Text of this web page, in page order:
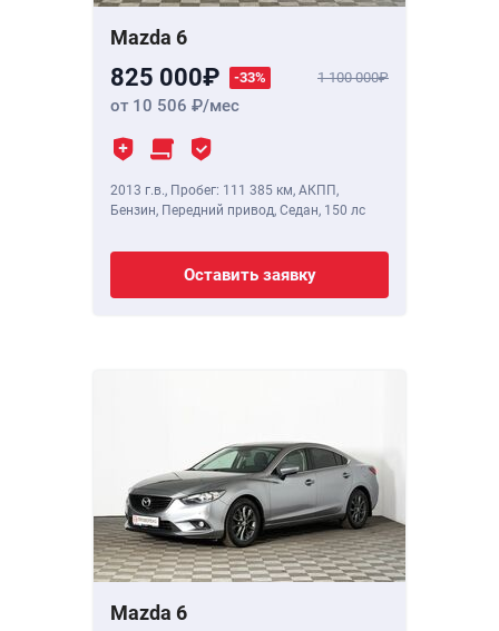
Mazda 6
825 000 -33% 1 100 000
от 10 506 /мес
2013 г.в., Пробег: 111 385 км, АКПП,
Бензин, Передний привод, Седан, 150 лс
Оставить заявку
Mazda 6